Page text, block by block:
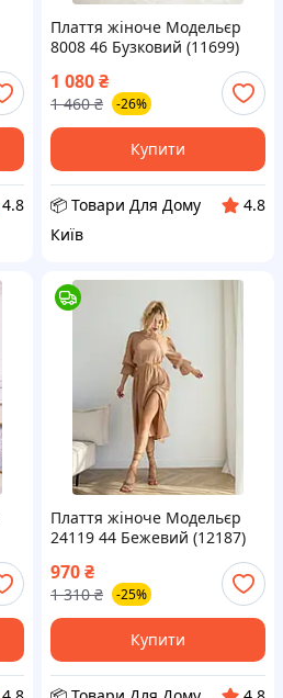
4.8
Плаття жіноче Модельєр
8008 46 Бузковий (11699)
1 080₴
1 460 ₴ -26%
Купити
📦 Товари Для Дому
4.8
Київ
Плаття жіноче Модельєр
24119 44 Бежевий (12187)
970₴
1 310 ₴ -25%
Купити